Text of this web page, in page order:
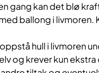
gang kan det blø
ballong i
hull i livmoren
og krever kun